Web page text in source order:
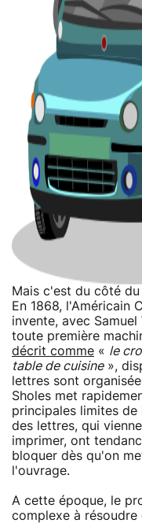
Mais c'est du côté
En 1868, l'Américain
invente, avec
toute première
décrit comme « le
table de cuisine»,
lettres sont
Sholes met
principales limites de
des lettres, qui
imprimer, ont
bloquer dès qu'on
l'ouvrage.
A cette époque, le
complexe à